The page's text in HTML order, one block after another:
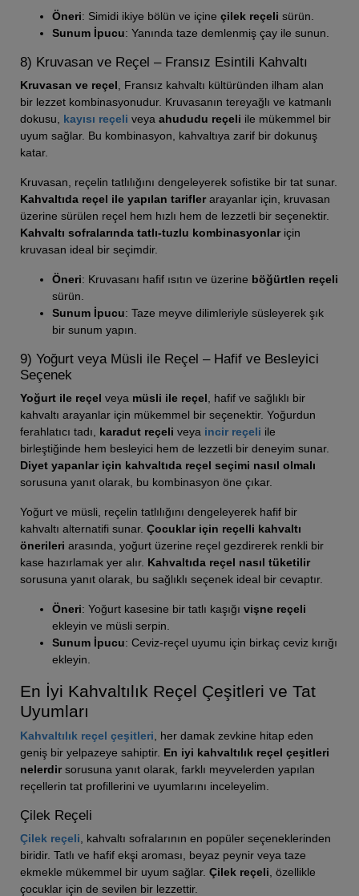
Öneri: Simidi ikiye bölün ve içine çilek reçeli sürün.
Sunum İpucu: Yanında taze demlenmiş çay ile sunun.
8) Kruvasan ve Reçel – Fransız Esintili Kahvaltı
Kruvasan ve reçel , Fransız kahvaltı kültüründen ilham alan
bir lezzet kombinasyonudur. Kruvasanın tereyağlı ve katmanlı
dokusu, kayısı reçeli veya ahududu reçeli ile mükemmel bir
uyum sağlar. Bu kombinasyon, kahvaltıya zarif bir dokunuş
katar.
Kruvasan, reçelin tatlılığını dengeleyerek sofistike bir tat sunar.
Kahvaltıda reçel ile yapılan tariflerarayanlar için, kruvasan
üzerine sürülen reçel hem hızlı hem de lezzetli bir seçenektir.
Kahvaltı sofralarında tatlı-tuzlu kombinasyonlariçin
kruvasan ideal bir seçimdir.
Öneri: Kruvasanı hafif ısıtın ve üzerine böğürtlen reçeli
sürün.
Sunum İpucu: Taze meyve dilimleriyle süsleyerek şık
bir sunum yapın.
9) Yoğurt veya Müsli ile Reçel – Hafif ve Besleyici
Seçenek
Yoğurt ile reçel veya müsli ile reçel , hafif ve sağlıklı bir
kahvaltı arayanlar için mükemmel bir seçenektir. Yoğurdun
ferahlatıcı tadı, karadut reçeli veya incir reçeli ile
birleştiğinde hem besleyici hem de lezzetli bir deneyim sunar.
Diyet yapanlar için kahvaltıda reçel seçimi nasıl olmalı
sorusuna yanıt olarak, bu kombinasyon öne çıkar.
Yoğurt ve müsli, reçelin tatlılığını dengeleyerek hafif bir
kahvaltı alternatifi sunar. Çocuklar için reçelli kahvaltı
önerileri arasında, yoğurt üzerine reçel gezdirerek renkli bir
kase hazırlamak yer alır. Kahvaltıda reçel nasıl tüketilir
sorusuna yanıt olarak, bu sağlıklı seçenek ideal bir cevaptır.
Öneri: Yoğurt kasesine bir tatlı kaşığı vişne reçeli
ekleyin ve müsli serpin.
Sunum İpucu: Ceviz-reçel uyumu için birkaç ceviz kırığı
ekleyin.
En İyi Kahvaltılık Reçel Çeşitleri ve Tat
Uyumları
Kahvaltılık reçel çeşitleri , her damak zevkine hitap eden
geniş bir yelpazeye sahiptir. En iyi kahvaltılık reçel çeşitleri
nelerdirsorusuna yanıt olarak, farklı meyvelerden yapılan
reçellerin tat profillerini ve uyumlarını inceleyelim.
Çilek Reçeli
Çilek reçeli , kahvaltı sofralarının en popüler seçeneklerinden
biridir. Tatlı ve hafif ekşi aroması, beyaz peynir veya taze
ekmekle mükemmel bir uyum sağlar. Çilek reçeli , özellikle
çocuklar için de sevilen bir lezzettir.